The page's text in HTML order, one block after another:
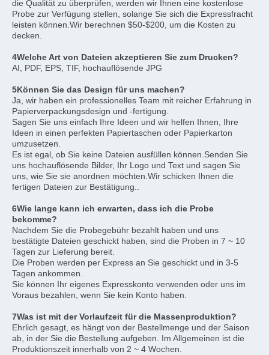
die Qualität zu überprüfen, werden wir Ihnen eine kostenlose
Probe zur Verfügung stellen, solange Sie sich die Expressfracht
leisten können.Wir berechnen $50-$200, um die Kosten zu
decken.
4Welche Art von Dateien akzeptieren Sie zum Drucken?
AI, PDF, EPS, TIF, hochauflösende JPG
5Können Sie das Design für uns machen?
Ja, wir haben ein professionelles Team mit reicher Erfahrung in
Papierverpackungsdesign und -fertigung.
Sagen Sie uns einfach Ihre Ideen und wir helfen Ihnen, Ihre
Ideen in einen perfekten Papiertaschen oder Papierkarton
umzusetzen.
Es ist egal, ob Sie keine Dateien ausfüllen können.Senden Sie
uns hochauflösende Bilder, Ihr Logo und Text und sagen Sie
uns, wie Sie sie anordnen möchten.Wir schicken Ihnen die
fertigen Dateien zur Bestätigung..
6Wie lange kann ich erwarten, dass ich die Probe
bekomme?
Nachdem Sie die Probegebühr bezahlt haben und uns
bestätigte Dateien geschickt haben, sind die Proben in 7 ~ 10
Tagen zur Lieferung bereit.
Die Proben werden per Express an Sie geschickt und in 3-5
Tagen ankommen.
Sie können Ihr eigenes Expresskonto verwenden oder uns im
Voraus bezahlen, wenn Sie kein Konto haben.
7Was ist mit der Vorlaufzeit für die Massenproduktion?
Ehrlich gesagt, es hängt von der Bestellmenge und der Saison
ab, in der Sie die Bestellung aufgeben. Im Allgemeinen ist die
Produktionszeit innerhalb von 2 ~ 4 Wochen.